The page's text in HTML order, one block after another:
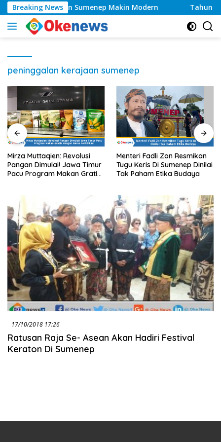
Langsung
ke
konten
Breaking News
Kesehatan Sumenep Makin Modern Tahun
peninggalan kerajaan sumenep
Mirza Muttaqien: Revolusi
Pangan Dimulai! Jawa Timur
Pacu Program Makan Gratis
Menteri Fadli Zon Resmikan
Tugu Keris Di Sumenep Dinilai
Tak Paham Etika Budaya
17/10/2018 17:26
Ratusan Raja Se- Asean Akan Hadiri Festival
Keraton Di Sumenep